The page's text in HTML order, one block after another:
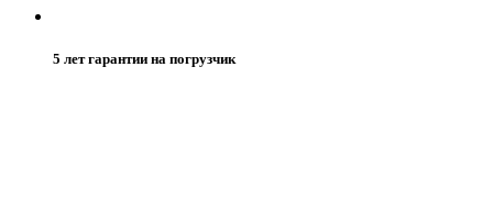
5 лет гарантии на погрузчик